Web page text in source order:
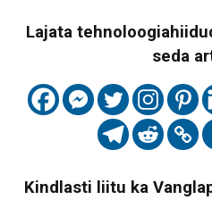
Lajata
seda
Kindlasti liitu ka